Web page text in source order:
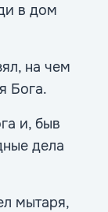
в дом
на чем
Бога.
и, быв
дела
мытаря,